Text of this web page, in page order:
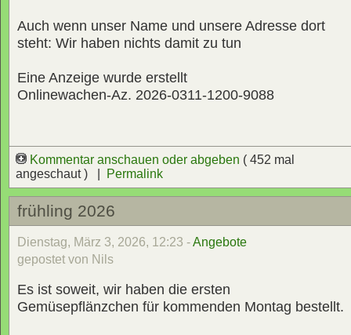
Auch wenn unser Name und unsere Adresse dort
steht: Wir haben nichts damit zu tun
Eine Anzeige wurde erstellt
Onlinewachen-Az. 2026-0311-1200-9088
Kommentar anschauen oder abgeben ( 452 mal
angeschaut ) |
Permalink
frühling 2026
Dienstag, März 3, 2026, 12:23 -Angebote
gepostet von Nils
Es ist soweit, wir haben die ersten
Gemüsepflänzchen für kommenden Montag bestellt.